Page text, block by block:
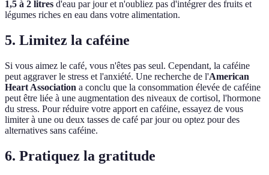
1,5 à 2 litres d'eau par jour et n'oubliez pas d'intégrer des fruits et
légumes riches en eau dans votre alimentation.
5. Limitez la caféine
Si vous aimez le café, vous n'êtes pas seul. Cependant, la caféine
peut aggraver le stress et l'anxiété. Une recherche de l'American
Heart Association a conclu que la consommation élevée de caféine
peut être liée à une augmentation des niveaux de cortisol, l'hormone
du stress. Pour réduire votre apport en caféine, essayez de vous
limiter à une ou deux tasses de café par jour ou optez pour des
alternatives sans caféine.
6. Pratiquez la gratitude